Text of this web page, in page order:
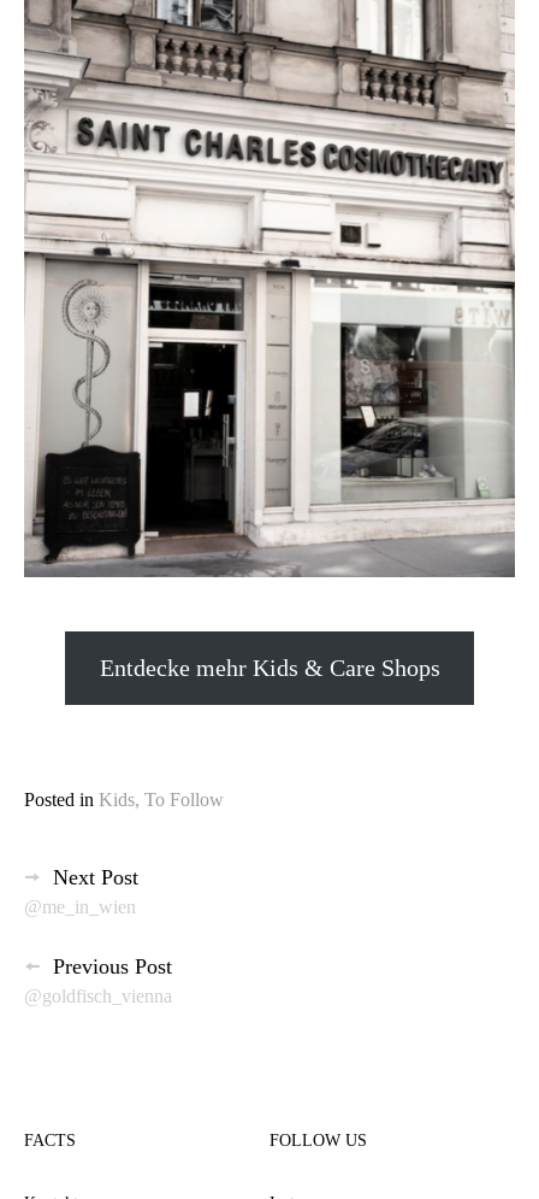
Entdecke mehr Kids & Care Shops
Posted in Kids, To Follow
Beitragsnavigation
Next Post
@me_in_wien
Previous Post
@goldfisch_vienna
FACTS FOLLOW US